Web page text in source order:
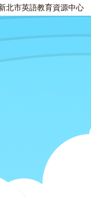
北市英語教育資源中心